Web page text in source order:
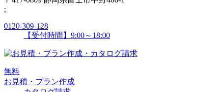
:
0120-309-128
【受付時間】9:00～18:00
無料
お見積・プラン作成